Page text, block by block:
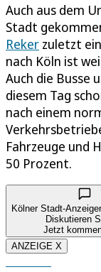
Auch aus dem
Stadt
Reker zuletzt
nach Köln ist
Auch die Busse
diesem Tag
nach einem
Fahrzeuge und
50 Prozent.
Kölner Stadt-
Diskutieren
Jetzt
ANZEIGE X